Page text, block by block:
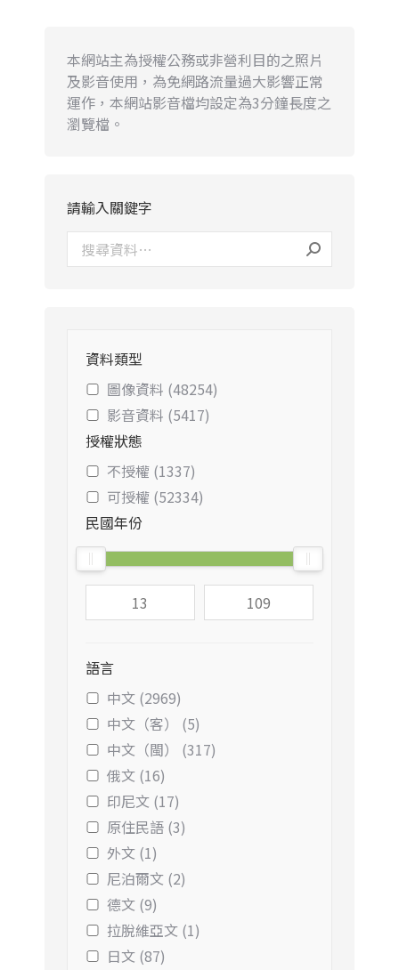
本網站主為授權公務或非營利目的之照片
及影音使用，為免網路流量過大影響正常
運作，本網站影音檔均設定為3分鐘長度之
瀏覽檔。
請輸入關鍵字
資料類型
圖像資料 (48254)
影音資料 (5417)
授權狀態
不授權 (1337)
可授權 (52334)
民國年份
語言
中文 (2969)
中文（客） (5)
中文（閩） (317)
俄文 (16)
印尼文 (17)
原住民語 (3)
外文 (1)
尼泊爾文 (2)
德文 (9)
拉脫維亞文 (1)
日文 (87)